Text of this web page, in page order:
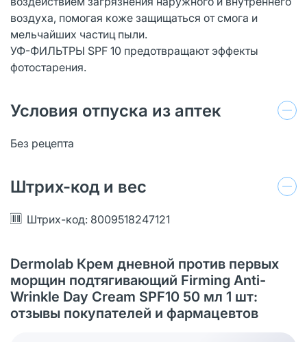
воздуха, помогая коже защищаться от смога и
мельчайших частиц пыли.
УФ-ФИЛЬТРЫ SPF 10 предотвращают эффекты
фотостарения.
Условия отпуска из аптек
Без рецепта
Штрих-код и вес
Штрих-код: 8009518247121
Dermolab Крем дневной против первых
морщин подтягивающий Firming Anti-
Wrinkle Day Cream SPF10 50 мл 1 шт:
отзывы покупателей и фармацевтов